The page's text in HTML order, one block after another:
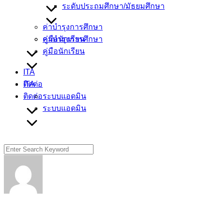
ค่าบำรุงการศึกษา
คู่มือนักเรียน
ITA
ติดต่อ
ระบบแอดมิน
ระดับประถมศึกษา/มัธยมศึกษา
ค่าบำรุงการศึกษา
คู่มือนักเรียน
ITA
ติดต่อ
ระบบแอดมิน
Search